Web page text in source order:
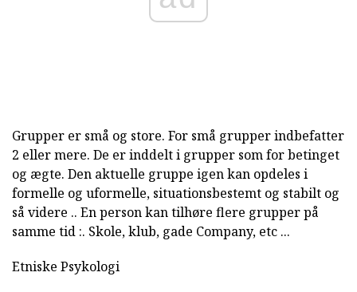
Grupper er små og store. For små grupper indbefatter
2 eller mere. De er inddelt i grupper som for betinget
og ægte. Den aktuelle gruppe igen kan opdeles i
formelle og uformelle, situationsbestemt og stabilt og
så videre .. En person kan tilhøre flere grupper på
samme tid :. Skole, klub, gade Company, etc ...
Etniske Psykologi